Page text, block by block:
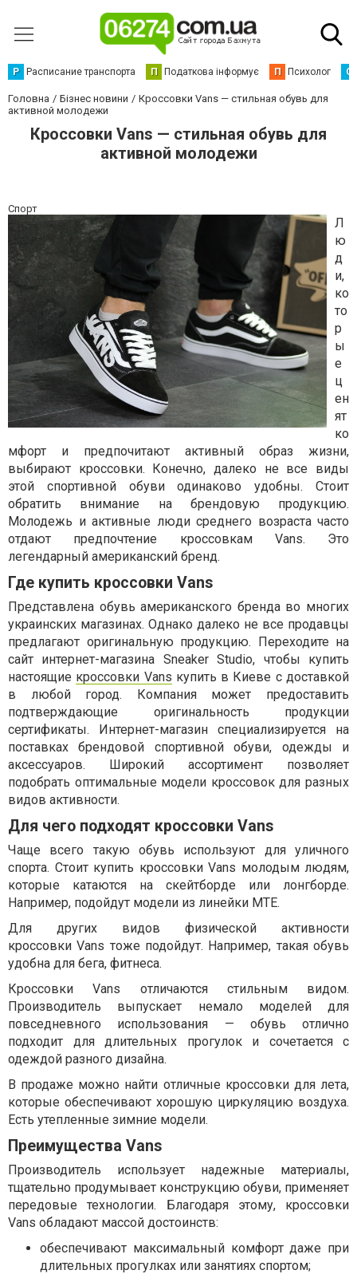
Р Расписание транспорта П Податкова інформує П Психолог С
Головна Бізнес новини
Кроссовки Vans — стильная обувь для
активной молодежи
Кроссовки Vans — стильная обувь для
активной молодежи
Спорт
Л
ю
д
и,
ко
то
р
ы
е
ц
ен
ят
ко
мфорт и предпочитают активный образ жизни,
выбирают кроссовки. Конечно, далеко не все виды
этой спортивной обуви одинаково удобны. Стоит
обратить внимание на брендовую продукцию.
Молодежь и активные люди среднего возраста часто
отдают предпочтение кроссовкам Vans. Это
легендарный американский бренд.
Где купить кроссовки Vans
Представлена обувь американского бренда во многих
украинских магазинах. Однако далеко не все продавцы
предлагают оригинальную продукцию. Переходите на
сайт интернет-магазина Sneaker Studio, чтобы купить
настоящие кроссовки Vans купить в Киеве с доставкой
в любой город. Компания может предоставить
подтверждающие оригинальность продукции
сертификаты. Интернет-магазин специализируется на
поставках брендовой спортивной обуви, одежды и
аксессуаров. Широкий ассортимент позволяет
подобрать оптимальные модели кроссовок для разных
видов активности.
Для чего подходят кроссовки Vans
Чаще всего такую обувь используют для уличного
спорта. Стоит купить кроссовки Vans молодым людям,
которые катаются на скейтборде или лонгборде.
Например, подойдут модели из линейки MTE.
Для других видов физической активности
кроссовки Vans тоже подойдут. Например, такая обувь
удобна для бега, фитнеса.
Кроссовки Vans отличаются стильным видом.
Производитель выпускает немало моделей для
повседневного использования — обувь отлично
подходит для длительных прогулок и сочетается с
одеждой разного дизайна.
В продаже можно найти отличные кроссовки для лета,
которые обеспечивают хорошую циркуляцию воздуха.
Есть утепленные зимние модели.
Преимущества Vans
Производитель использует надежные материалы,
тщательно продумывает конструкцию обуви, применяет
передовые технологии. Благодаря этому, кроссовки
Vans обладают массой достоинств:
обеспечивают максимальный комфорт даже при
длительных прогулках или занятиях спортом;